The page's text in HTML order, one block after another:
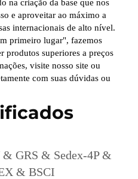
na criação da base que nos
e aproveitar ao máximo a
internacionais de alto nível.
primeiro lugar", fazemos
produtos superiores a preços
visite nosso site ou
com suas dúvidas ou
GRS & Sedex-4P &
& BSCI